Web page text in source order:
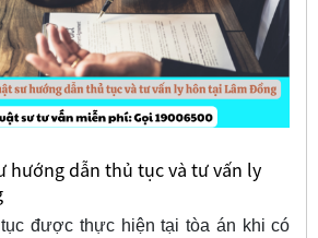
hướng dẫn thủ tục và tư vấn ly
tục được thực hiện tại tòa án khi có